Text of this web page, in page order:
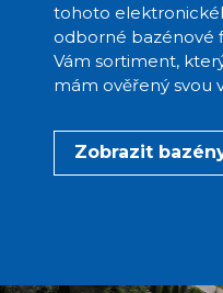
tohoto
odborné bazénové
Vám sortiment,
mám ověřený svou
Zobrazit